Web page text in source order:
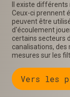
Il existe
Ceux-ci prennent
peuvent être
d'écoulement
certains secteurs
canalisations, des
mesures sur les
Vers les